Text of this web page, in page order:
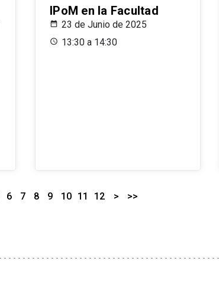
IPoM en la Facultad
23 de Junio de 2025
13:30 a 14:30
6 7 8 9 10 11 12 > >>